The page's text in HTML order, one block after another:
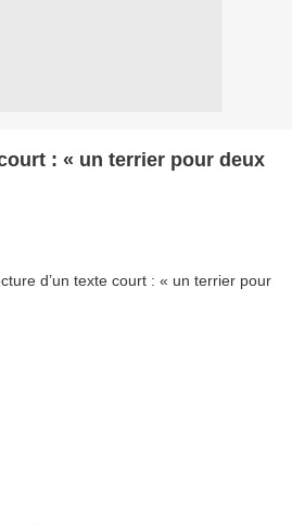
: « un terrier pour deux